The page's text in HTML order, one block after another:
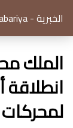
الخبرية - elkhabariya
الملك
لمحركات